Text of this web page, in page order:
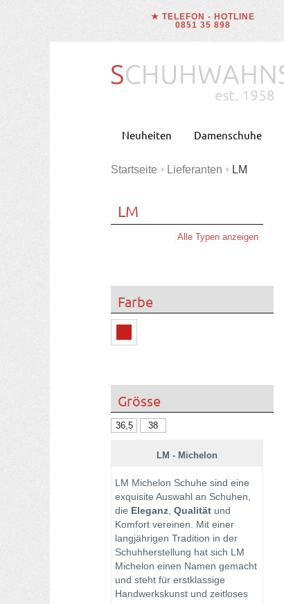
★ TELEFON - HOTLINE
0851 35 898
Neuheiten Damenschuhe
Startseite Lieferanten LM
LM
Alle Typen anzeigen
Farbe
Grösse
36,5 38
LM - Michelon
LM Michelon Schuhe sind eine
exquisite Auswahl an Schuhen,
die Eleganz Qualität und
Komfort vereinen. Mit einer
langjährigen Tradition in der
Schuhherstellung hat sich LM
Michelon einen Namen gemacht
und steht für erstklassige
Handwerkskunst und zeitloses